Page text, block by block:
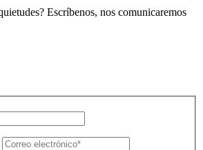
Escríbenos, nos comunicaremos